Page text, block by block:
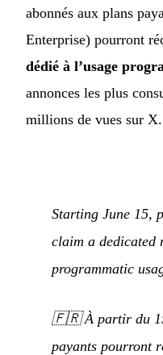
abonnés aux plans
Enterprise) pourront
dédié à l’usage
annonces les plus
millions de vues sur X.
Starting June 15,
claim a dedicated
programmatic
🇫🇷À partir du
payants pourront